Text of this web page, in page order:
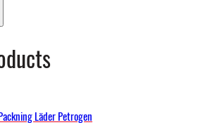
Läder Petrogen